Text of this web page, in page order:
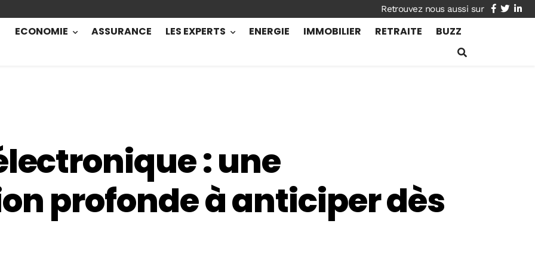
facebook
twitter
ECONOMIE ASSURANCE LES EXPERTS ENERGIE IMMOBILIER RETRAITE BUZZ
: une
profonde à anticiper dès